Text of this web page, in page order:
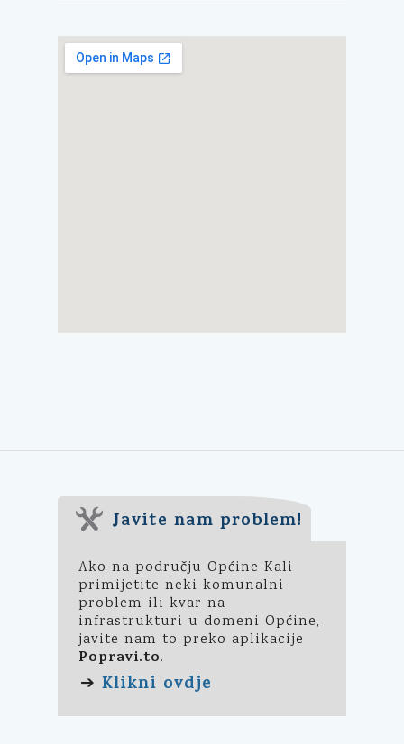
Javite nam problem!
Ako na području Općine Kali
primijetite neki komunalni
problem ili kvar na
infrastrukturi u domeni Općine,
javite nam to preko aplikacije
Popravi.to.
➔ Klikni ovdje